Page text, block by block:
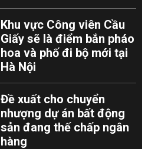
Khu vực Công viên Cầu
Giấy sẽ là điểm bắn pháo
hoa và phố đi bộ mới tại
Hà Nội
Đề xuất cho chuyển
nhượng dự án bất động
sản đang thế chấp ngân
hàng